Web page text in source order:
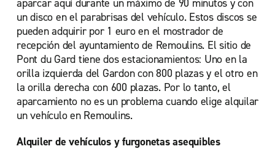
aparcar aquí durante un máximo de 90 minutos y con
un disco en el parabrisas del vehículo. Estos discos se
pueden adquirir por 1 euro en el mostrador de
recepción del ayuntamiento de Remoulins. El sitio de
Pont du Gard tiene dos estacionamientos: Uno en la
orilla izquierda del Gardon con 800 plazas y el otro en
la orilla derecha con 600 plazas. Por lo tanto, el
aparcamiento no es un problema cuando elige alquilar
un vehículo en Remoulins.
Alquiler de vehículos y furgonetas asequibles